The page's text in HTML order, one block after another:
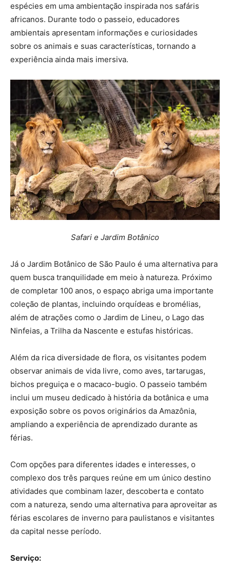
espécies em uma ambientação inspirada nos safáris
africanos. Durante todo o passeio, educadores
ambientais apresentam informações e curiosidades
sobre os animais e suas características, tornando a
experiência ainda mais imersiva.
Safari e Jardim Botânico
Já o Jardim Botânico de São Paulo é uma alternativa para
quem busca tranquilidade em meio à natureza. Próximo
de completar 100 anos, o espaço abriga uma importante
coleção de plantas, incluindo orquídeas e bromélias,
além de atrações como o Jardim de Lineu, o Lago das
Ninfeias, a Trilha da Nascente e estufas históricas.
Além da rica diversidade de flora, os visitantes podem
observar animais de vida livre, como aves, tartarugas,
bichos preguiça e o macaco-bugio. O passeio também
inclui um museu dedicado à história da botânica e uma
exposição sobre os povos originários da Amazônia,
ampliando a experiência de aprendizado durante as
férias.
Com opções para diferentes idades e interesses, o
complexo dos três parques reúne em um único destino
atividades que combinam lazer, descoberta e contato
com a natureza, sendo uma alternativa para aproveitar as
férias escolares de inverno para paulistanos e visitantes
da capital nesse período.
Serviço: